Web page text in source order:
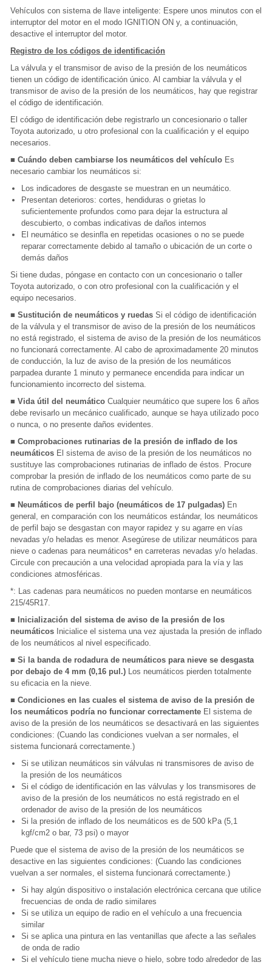
Vehículos con sistema de llave inteligente: Espere unos minutos con el
interruptor del motor en el modo IGNITION ON y, a continuación,
desactive el interruptor del motor.
Registro de los códigos de identificación
La válvula y el transmisor de aviso de la presión de los neumáticos
tienen un código de identificación único. Al cambiar la válvula y el
transmisor de aviso de la presión de los neumáticos, hay que registrar
el código de identificación.
El código de identificación debe registrarlo un concesionario o taller
Toyota autorizado, u otro profesional con la cualificación y el equipo
necesarios.
■ Cuándo deben cambiarse los neumáticos del vehículo Es
necesario cambiar los neumáticos si:
Los indicadores de desgaste se muestran en un neumático.
Presentan deterioros: cortes, hendiduras o grietas lo
suficientemente profundos como para dejar la estructura al
descubierto, o combas indicativas de daños internos
El neumático se desinfla en repetidas ocasiones o no se puede
reparar correctamente debido al tamaño o ubicación de un corte o
demás daños
Si tiene dudas, póngase en contacto con un concesionario o taller
Toyota autorizado, o con otro profesional con la cualificación y el
equipo necesarios.
■ Sustitución de neumáticos y ruedas Si el código de identificación
de la válvula y el transmisor de aviso de la presión de los neumáticos
no está registrado, el sistema de aviso de la presión de los neumáticos
no funcionará correctamente. Al cabo de aproximadamente 20 minutos
de conducción, la luz de aviso de la presión de los neumáticos
parpadea durante 1 minuto y permanece encendida para indicar un
funcionamiento incorrecto del sistema.
■ Vida útil del neumático Cualquier neumático que supere los 6 años
debe revisarlo un mecánico cualificado, aunque se haya utilizado poco
o nunca, o no presente daños evidentes.
■ Comprobaciones rutinarias de la presión de inflado de los
neumáticos El sistema de aviso de la presión de los neumáticos no
sustituye las comprobaciones rutinarias de inflado de éstos. Procure
comprobar la presión de inflado de los neumáticos como parte de su
rutina de comprobaciones diarias del vehículo.
■ Neumáticos de perfil bajo (neumáticos de 17 pulgadas) En
general, en comparación con los neumáticos estándar, los neumáticos
de perfil bajo se desgastan con mayor rapidez y su agarre en vías
nevadas y/o heladas es menor. Asegúrese de utilizar neumáticos para
nieve o cadenas para neumáticos* en carreteras nevadas y/o heladas.
Circule con precaución a una velocidad apropiada para la vía y las
condiciones atmosféricas.
*: Las cadenas para neumáticos no pueden montarse en neumáticos
215/45R17.
■ Inicialización del sistema de aviso de la presión de los
neumáticos Inicialice el sistema una vez ajustada la presión de inflado
de los neumáticos al nivel especificado.
■ Si la banda de rodadura de neumáticos para nieve se desgasta
por debajo de 4 mm (0,16 pul.) Los neumáticos pierden totalmente
su eficacia en la nieve.
■ Condiciones en las cuales el sistema de aviso de la presión de
los neumáticos podría no funcionar correctamente El sistema de
aviso de la presión de los neumáticos se desactivará en las siguientes
condiciones: (Cuando las condiciones vuelvan a ser normales, el
sistema funcionará correctamente.)
Si se utilizan neumáticos sin válvulas ni transmisores de aviso de
la presión de los neumáticos
Si el código de identificación en las válvulas y los transmisores de
aviso de la presión de los neumáticos no está registrado en el
ordenador de aviso de la presión de los neumáticos
Si la presión de inflado de los neumáticos es de 500 kPa (5,1
kgf/cm2 o bar, 73 psi) o mayor
Puede que el sistema de aviso de la presión de los neumáticos se
desactive en las siguientes condiciones: (Cuando las condiciones
vuelvan a ser normales, el sistema funcionará correctamente.)
Si hay algún dispositivo o instalación electrónica cercana que utilice
frecuencias de onda de radio similares
Si se utiliza un equipo de radio en el vehículo a una frecuencia
similar
Si se aplica una pintura en las ventanillas que afecte a las señales
de onda de radio
Si el vehículo tiene mucha nieve o hielo, sobre todo alrededor de las